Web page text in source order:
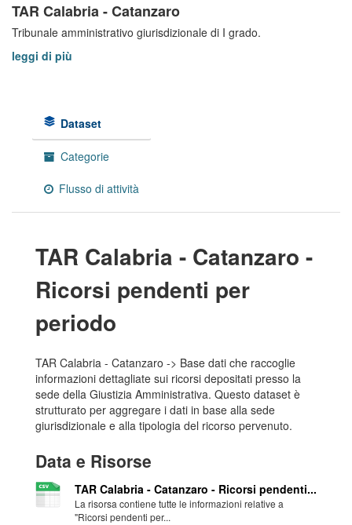
TAR Calabria - Catanzaro
Tribunale amministrativo giurisdizionale di I grado.
leggi di più
Dataset
Categorie
Flusso di attività
TAR Calabria - Catanzaro -
Ricorsi pendenti per
periodo
TAR Calabria - Catanzaro -> Base dati che raccoglie
informazioni dettagliate sui ricorsi depositati presso la
sede della Giustizia Amministrativa. Questo dataset è
strutturato per aggregare i dati in base alla sede
giurisdizionale e alla tipologia del ricorso pervenuto.
Data e Risorse
TAR Calabria - Catanzaro - Ricorsi pendenti...
La risorsa contiene tutte le informazioni relative a
"Ricorsi pendenti per...